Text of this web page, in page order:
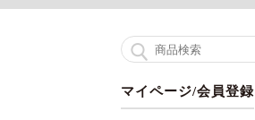
マイページ/会員登録